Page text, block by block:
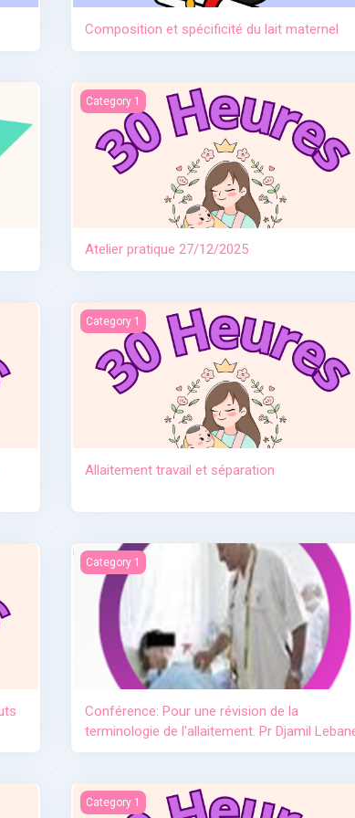
Composition et spécificité du lait maternel
Atelier pratique 27/12/2025
Category 1
Atelier pratique 27/12/2025
Allaitement travail et séparation
Category 1
Allaitement travail et séparation
de lait maternel OMSConférence: Pour une révision de la
Category 1
Conférence: Pour une révision de la
terminologie de l'allaitement. Pr Djamil
L'importance de l'allaitement
Category 1